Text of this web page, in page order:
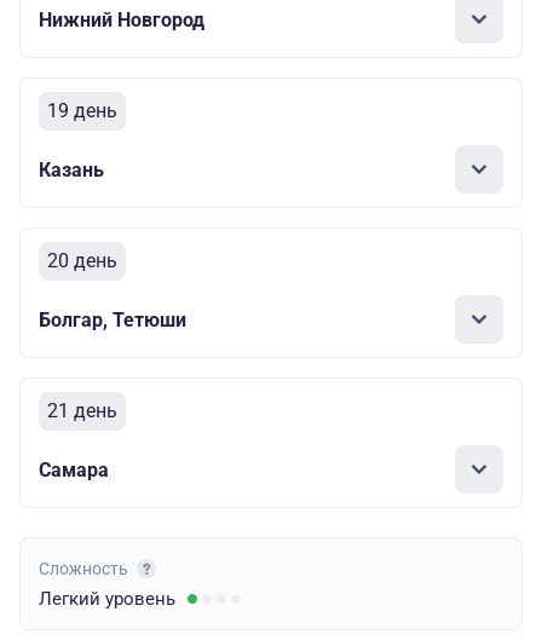
Нижний Новгород
19 день
Казань
20 день
Болгар, Тетюши
21 день
Самара
Сложность
Легкий уровень